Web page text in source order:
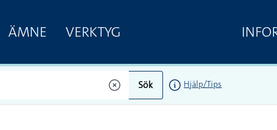
ÄMNE VERKTYG
Sök Hjälp/Tips